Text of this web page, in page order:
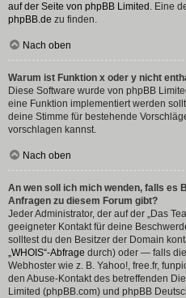
auf der Seite von phpBB Limited . Eine
phpBB.de zu finden.
Nach oben
Warum ist Funktion x oder y nicht
Diese Software wurde von phpBB
eine Funktion implementiert werden
deine Stimme für bestehende
vorschlagen kannst.
Nach oben
An wen soll ich mich wenden, falls es
Anfragen zu diesem Forum gibt?
Jeder Administrator, der auf der „Das
geeigneter Kontakt für deine
solltest du den Besitzer der Domain
„WHOIS“-Abfrage durch) oder — falls
Webhoster wie z. B. Yahoo!, free.fr,
den Abuse-Kontakt des betreffenden
Limited (phpBB.com) und phpBB